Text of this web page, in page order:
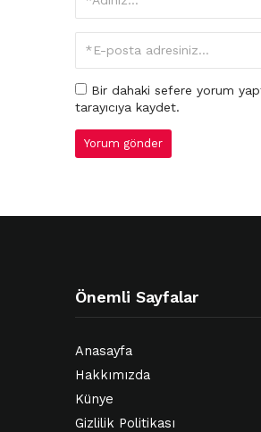
Bir dahaki sefere yorum
tarayıcıya kaydet.
Önemli Sayfalar
Anasayfa
Hakkımızda
Künye
Gizlilik Politikası